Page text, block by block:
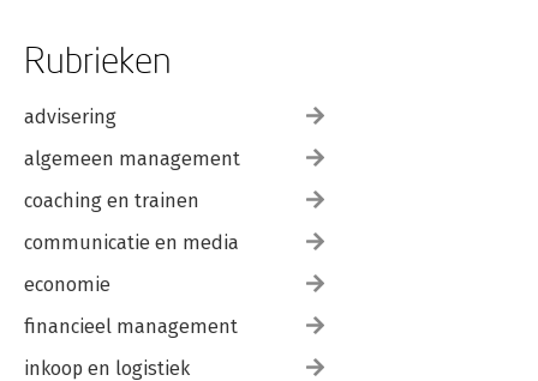
Rubrieken
advisering
algemeen management
coaching en trainen
communicatie en media
economie
financieel management
inkoop en logistiek